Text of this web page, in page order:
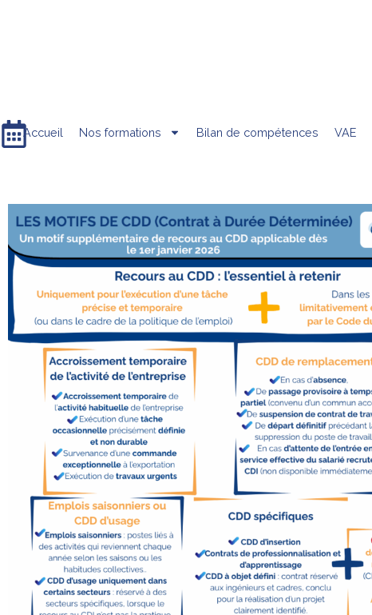
Accueil Nos formations Bilan de compétences VAE